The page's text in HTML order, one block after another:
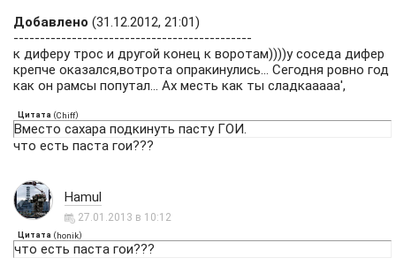
Добавлено (31.12.2012, 21:01)
---------------------------------------------
к диферу трос и другой конец к воротам))))у соседа дифер
крепче оказался,вотрота опракинулись... Сегодня ровно год
как он рамсы попутал... Ах месть как ты сладкааааа',
Цитата (Chiff)
Вместо сахара подкинуть пасту ГОИ.
что есть паста гои???
Hamul
27.01.2013 в 10:12
Цитата (honik)
что есть паста гои???